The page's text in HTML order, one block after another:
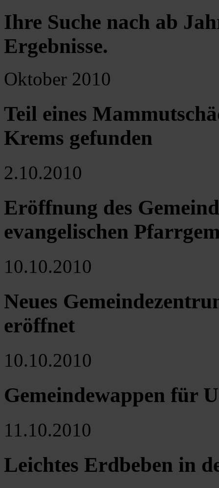
Ihre Suche nach ab
Ergebnisse.
Oktober 2010
Teil eines
Krems gefunden
2.10.2010
Eröffnung des
evangelischen
10.10.2010
Neues
eröffnet
10.10.2010
Gemeindewappen für
11.10.2010
Leichtes Erdbeben in